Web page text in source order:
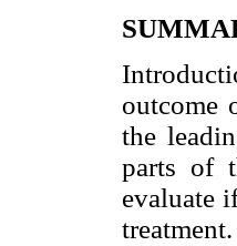
outcome
the
parts of
evaluate
treatment.